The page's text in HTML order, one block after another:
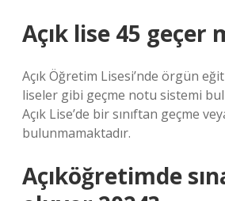
Açık lise 45 geçer
Açık Öğretim Lisesi’nde örgün
liseler gibi geçme notu sistemi
Açık Lise’de bir sınıftan geçme
bulunmamaktadır.
Açıköğretimde